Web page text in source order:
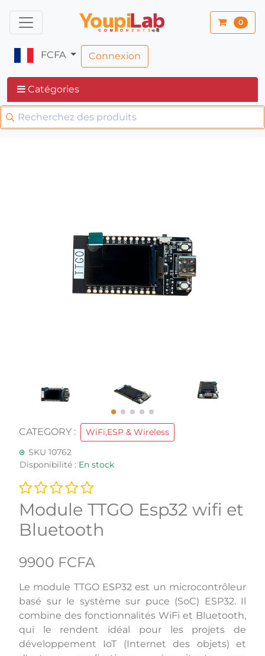
0
FCFA Connexion
Catégories
CATEGORY :
WiFi,ESP & Wireless
SKU 10762
Disponibilité : En stock
Module TTGO Esp32 wifi et
Bluetooth
9900 FCFA
Le module TTGO ESP32 est un microcontrôleur
basé sur le système sur puce (SoC) ESP32. Il
combine des fonctionnalités WiFi et Bluetooth,
qui le rendent idéal pour les projets de
développement IoT (Internet des objets) et